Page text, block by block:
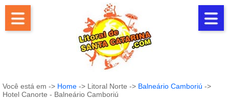
Você está em -> Home -> Litoral Norte -> Balneário Camboriú ->
Hotel Canorte - Balneário Camboriú